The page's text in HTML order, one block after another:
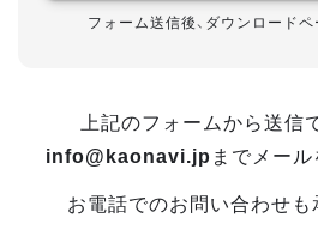
フォーム送信後、ダウンロードペ
上記のフォームから送信
info@kaonavi.jp までメール
お電話でのお問い合わせも